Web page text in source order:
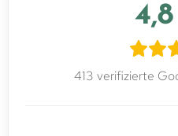
4,8
413 verifizierte